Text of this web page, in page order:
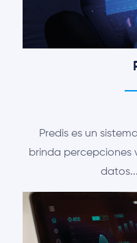
Predis es un
brinda percepciones
datos...